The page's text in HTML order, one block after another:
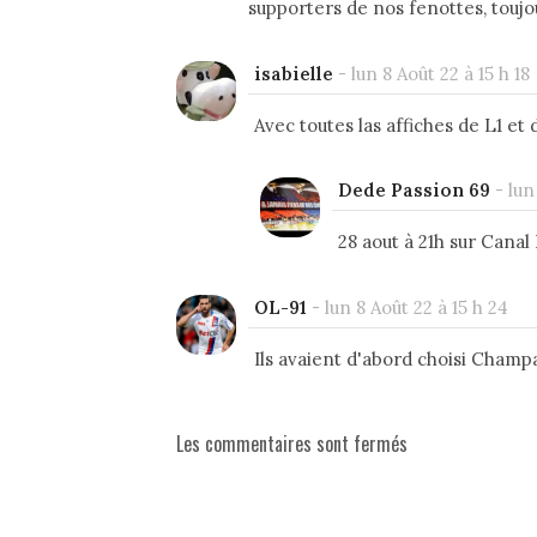
supporters de nos fenottes,
isabielle - lun 8 Août 22 à 15 h 18
Avec toutes las affiches de L1
Dede Passion 69 - lun
28 aout à 21h sur
OL-91 - lun 8 Août 22 à 15 h 24
Ils avaient d'abord choisi
Les commentaires sont fermés